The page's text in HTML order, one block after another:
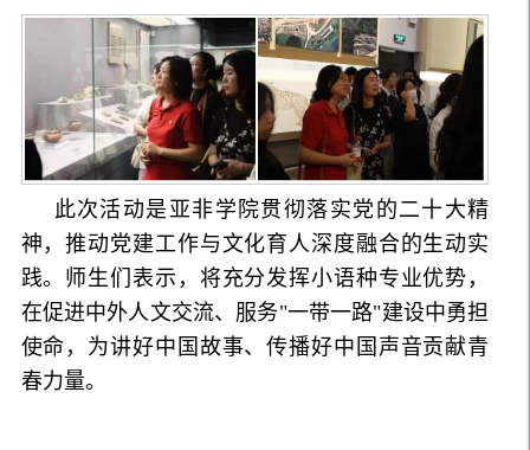
此次活动是亚非学院贯彻落实党的二十大精
神，推动党建工作与文化育人深度融合的生动实
践。师生们表示，将充分发挥小语种专业优势，
在促进中外人文交流、服务"一带一路"建设中勇担
使命，为讲好中国故事、传播好中国声音贡献青
春力量。